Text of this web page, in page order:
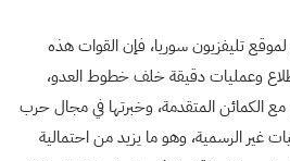
تليفزيون سوريا، فإن القوات هذه
وعمليات دقيقة خلف خطوط العدو،
مع الكمائن المتقدمة، وخبرتها في مجال حرب
غير الرسمية، وهو ما يزيد من احتمالية